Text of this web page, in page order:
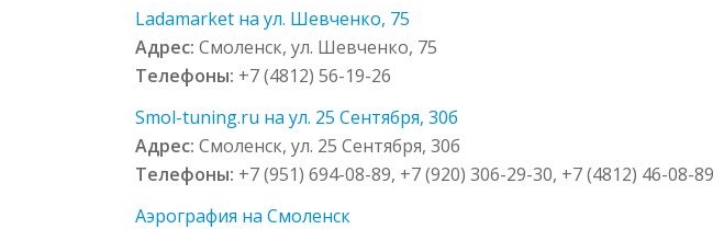
Ladamarket на ул. Шевченко, 75
Адрес:Смоленск, ул. Шевченко, 75
Телефоны: +7 (4812) 56-19-26
Smol-tuning.ru на ул. 25 Сентября, 30б
Адрес:Смоленск, ул. 25 Сентября, 30б
Телефоны: +7 (951) 694-08-89, +7 (920) 306-29-30, +7 (4812) 46-08-89
Аэрография на Смоленск